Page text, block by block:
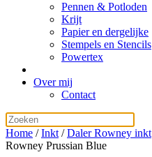
Pennen & Potloden
Krijt
Papier en dergelijke
Stempels en Stencils
Powertex
Over mij
Contact
Home /Inkt /Daler Rowney inkt
Rowney Prussian Blue